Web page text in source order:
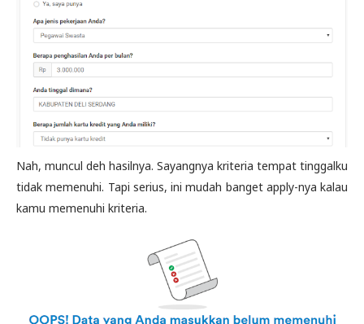
Nah, muncul deh hasilnya. Sayangnya kriteria tempat tinggalku
tidak memenuhi. Tapi serius, ini mudah banget apply-nya kalau
kamu memenuhi kriteria.